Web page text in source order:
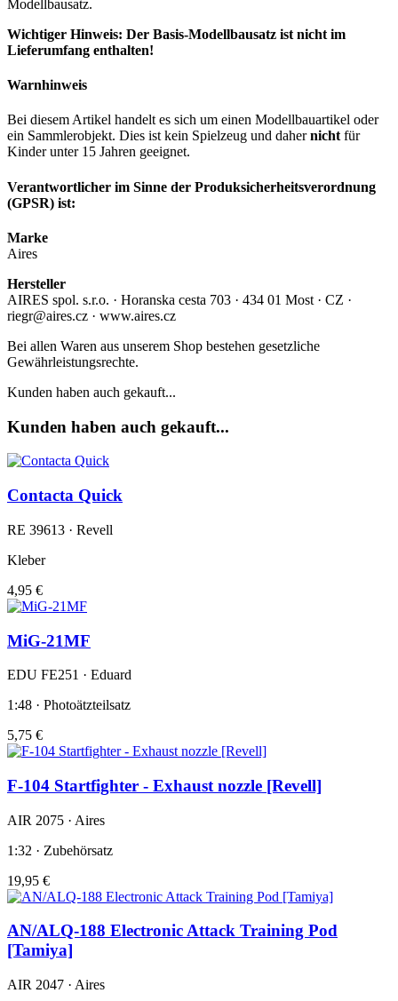
Modellbausatz.
Wichtiger Hinweis: Der Basis-Modellbausatz ist nicht im
Lieferumfang enthalten!
Warnhinweis
Bei diesem Artikel handelt es sich um einen Modellbauartikel oder
ein Sammlerobjekt. Dies ist kein Spielzeug und dahernicht für
Kinder unter 15 Jahren geeignet.
Verantwortlicher im Sinne der Produksicherheitsverordnung
(GPSR) ist:
Marke
Aires
Hersteller
AIRES spol. s.r.o. · Horanska cesta 703 · 434 01 Most · CZ ·
riegr@aires.cz · www.aires.cz
Bei allen Waren aus unserem Shop bestehen gesetzliche
Gewährleistungsrechte.
Kunden haben auch gekauft...
Kunden haben auch gekauft...
Contacta Quick
RE 39613 · Revell
Kleber
4,95 €
MiG-21MF
EDU FE251 · Eduard
1:48 · Photoätzteilsatz
5,75 €
F-104 Startfighter - Exhaust nozzle [Revell]
AIR 2075 · Aires
1:32 · Zubehörsatz
19,95 €
AN/ALQ-188 Electronic Attack Training Pod
[Tamiya]
AIR 2047 · Aires